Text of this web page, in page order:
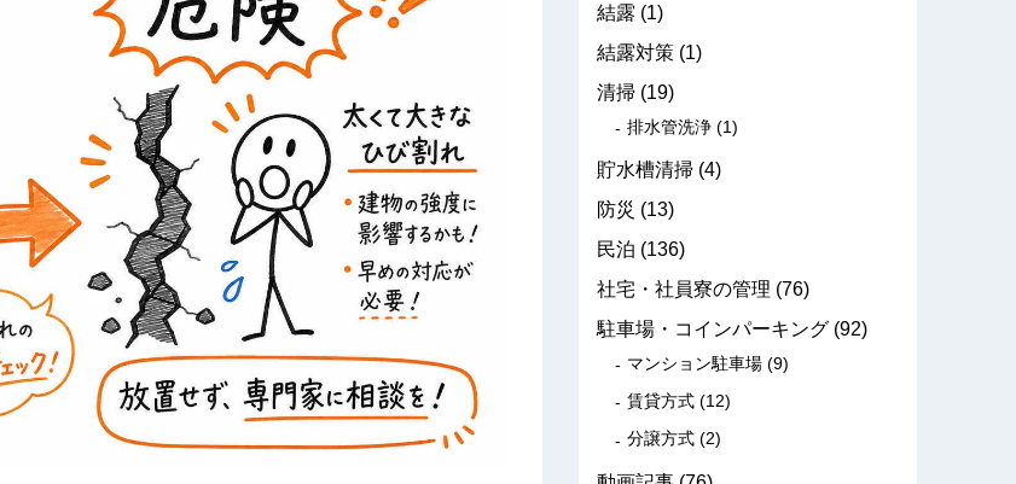
結露 (1)
結露対策 (1)
清掃 (19)
排水管洗浄 (1)
貯水槽清掃 (4)
防災 (13)
民泊 (136)
社宅・社員寮の管理 (76)
駐車場・コインパーキング (92)
マンション駐車場 (9)
賃貸方式 (12)
分譲方式 (2)